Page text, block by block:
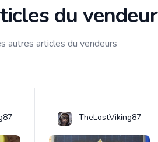
du vendeur
autres articles du vendeurs
TheLostViking87